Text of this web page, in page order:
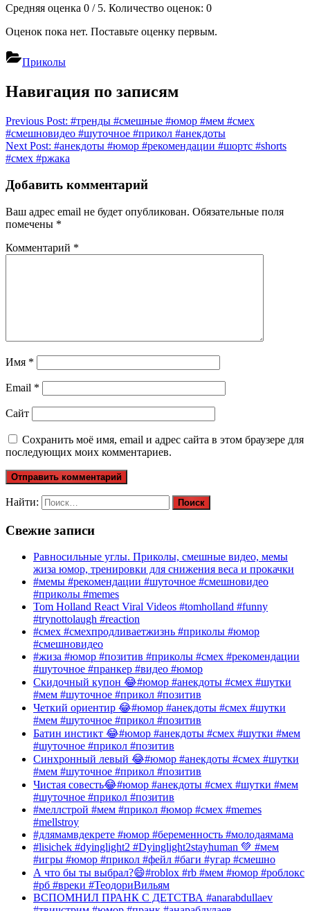
Средняя оценка 0 / 5. Количество оценок: 0
Оценок пока нет. Поставьте оценку первым.
Приколы
Навигация по записям
Previous Post: #тренды #смешные #юмор #мем #смех
#смешновидео #шуточное #прикол #анекдоты
Next Post: #анекдоты #юмор #рекомендации #шортс #shorts
#смех #ржака
Добавить комментарий
Ваш адрес email не будет опубликован. Обязательные поля
помечены *
Комментарий *
Имя *
Email *
Сайт
Сохранить моё имя, email и адрес сайта в этом браузере для
последующих моих комментариев.
Найти:
Свежие записи
Равносильные углы. Приколы, смешные видео, мемы
жиза юмор, тренировки для снижения веса и прокачки
#мемы #рекомендации #шуточное #смешновидео
#приколы #memes
Tom Holland React Viral Videos #tomholland #funny
#trynottolaugh #reaction
#смех #смехпродливаетжизнь #приколы #юмор
#смешновидео
#жиза #юмор #позитив #приколы #смех #рекомендации
#шуточное #пранкер #видео #юмор
Скидочный купон 😂#юмор #анекдоты #смех #шутки
#мем #шуточное #прикол #позитив
Четкий ориентир 😂#юмор #анекдоты #смех #шутки
#мем #шуточное #прикол #позитив
Батин инстикт 😂#юмор #анекдоты #смех #шутки #мем
#шуточное #прикол #позитив
Синхронный левый 😂#юмор #анекдоты #смех #шутки
#мем #шуточное #прикол #позитив
Чистая совесть😂#юмор #анекдоты #смех #шутки #мем
#шуточное #прикол #позитив
#меллстрой #мем #прикол #юмор #смех #memes
#mellstroy
#длямамвдекрете #юмор #беременность #молодаямама
#lisichek #dyinglight2 #Dyinglight2stayhuman 💚 #мем
#игры #юмор #прикол #фейл #баги #угар #смешно
А что бы ты выбрал?😄#roblox #rb #мем #юмор #роблокс
#рб #вреки #ТеодориВильям
ВСПОМНИЛ ПРАНК С ДЕТСТВА #anarabdullaev